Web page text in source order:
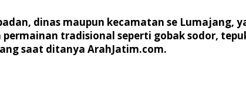
dinas maupun kecamatan se Lumajang,
tradisional seperti gobak sodor,
saat ditanya ArahJatim.com.